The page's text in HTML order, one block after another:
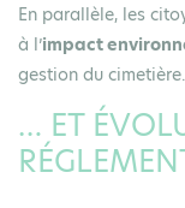
En parallèle, les
à l’impact
gestion du cimetière.
… ET